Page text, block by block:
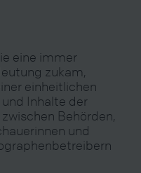
eine immer
zukam,
einheitlichen
Inhalte der
Behörden,
und